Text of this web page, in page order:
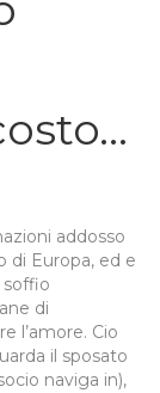
addosso
di Europa, ed e
di
l’amore. Cio
il sposato
naviga in),